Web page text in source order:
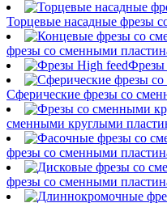
Торцевые насадные фрезы
фрезы со сменными
Фрезы
Сферические фрезы со
сменными круглыми
фрезы со сменными
фрезы со сменными